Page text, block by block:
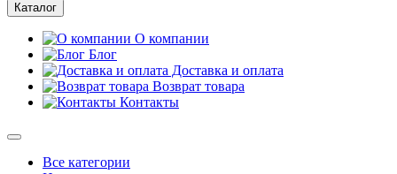
Каталог
О компании
Блог
Доставка и оплата
Возврат товара
Контакты
Все категории